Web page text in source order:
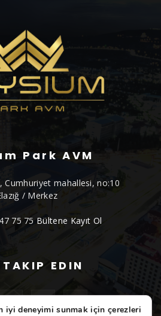
Park AVM
Cumhuriyet mahallesi, no:10
/ Merkez
75 75 Bültene Kayıt Ol
EDIN
iyi deneyimi sunmak için çerezleri